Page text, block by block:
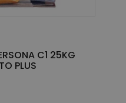
C1 25KG
PLUS